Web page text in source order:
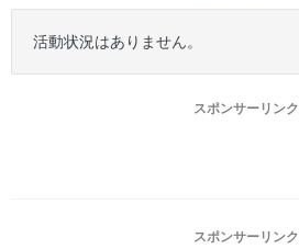
活動状況はありません。
スポンサーリンク
スポンサーリンク